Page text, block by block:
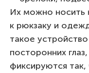
Их можно носить
к рюкзаку и
такое
посторонних
фиксируются так,